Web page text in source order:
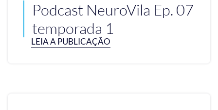
Podcast NeuroVila Ep. 07
temporada 1
LEIA A PUBLICAÇÃO